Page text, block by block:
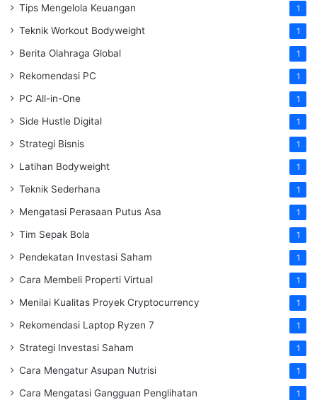
Tips Mengelola Keuangan 1
Teknik Workout Bodyweight 1
Berita Olahraga Global 1
Rekomendasi PC 1
PC All-in-One 1
Side Hustle Digital 1
Strategi Bisnis 1
Latihan Bodyweight 1
Teknik Sederhana 1
Mengatasi Perasaan Putus Asa 1
Tim Sepak Bola 1
Pendekatan Investasi Saham 1
Cara Membeli Properti Virtual 1
Menilai Kualitas Proyek Cryptocurrency 1
Rekomendasi Laptop Ryzen 7 1
Strategi Investasi Saham 1
Cara Mengatur Asupan Nutrisi 1
Cara Mengatasi Gangguan Penglihatan 1